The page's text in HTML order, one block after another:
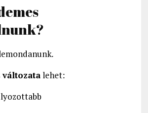
lehet: